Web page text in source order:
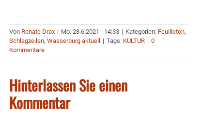
Von Renate Drax | Mo. 28.6.2021 - 14:33 | Kategorien: Feuilleton,
Schlagzeilen, Wasserburg aktuell | Tags: KULTUR | 0
Kommentare
Hinterlassen Sie einen
Kommentar